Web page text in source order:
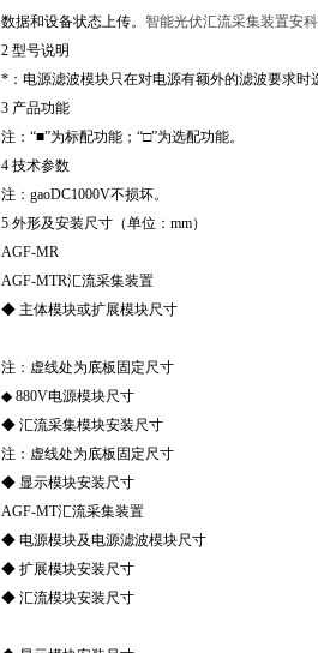
数据和设备状态上传。 智能光伏汇流采集装置安
2 型号说明
*：电源滤波模块只在对电源有额外的滤波要求时
3 产品功能
注：“■”为标配功能；“□”为选配功能。
4 技术参数
注：gaoDC1000V不损坏。
5 外形及安装尺寸（单位：mm）
AGF-MR
AGF-MTR汇流采集装置
◆ 主体模块或扩展模块尺寸
注：虚线处为底板固定尺寸
◆ 880V电源模块尺寸
◆ 汇流采集模块安装尺寸
注：虚线处为底板固定尺寸
◆ 显示模块安装尺寸
AGF-MT汇流采集装置
◆ 电源模块及电源滤波模块尺寸
◆ 扩展模块安装尺寸
◆ 汇流模块安装尺寸